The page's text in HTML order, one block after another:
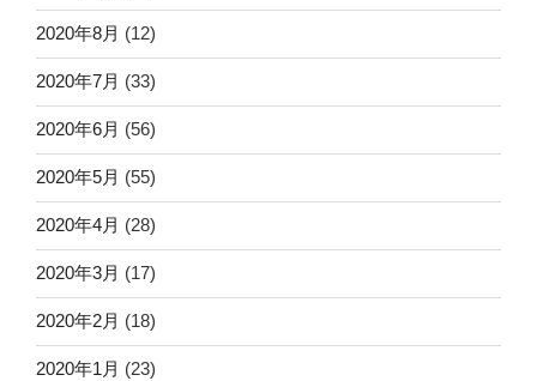
2020年8月 (12)
2020年7月 (33)
2020年6月 (56)
2020年5月 (55)
2020年4月 (28)
2020年3月 (17)
2020年2月 (18)
2020年1月 (23)